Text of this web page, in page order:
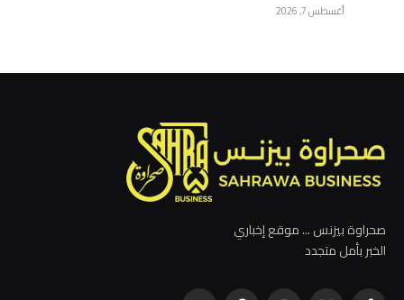
أغسطس 7, 2026
صحراوة بيزنس ... موقع إخباري
الخبر بأمل متجدد